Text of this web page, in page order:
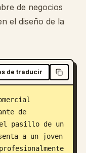
de negocios
el diseño de la
de traducir
de
pasillo de un